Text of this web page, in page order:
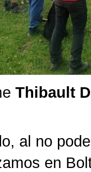
Thibault
al no
en